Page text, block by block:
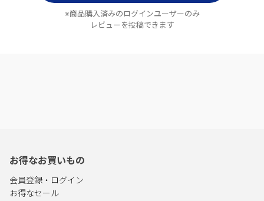
※商品購入済みのログインユーザーのみ
レビューを投稿できます
お得なお買いもの
会員登録・ログイン
お得なセール